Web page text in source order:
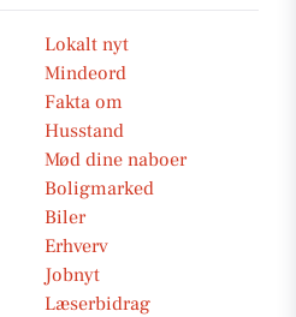
Lokalt nyt
Mindeord
Fakta om
Husstand
Mød dine naboer
Boligmarked
Biler
Erhverv
Jobnyt
Læserbidrag